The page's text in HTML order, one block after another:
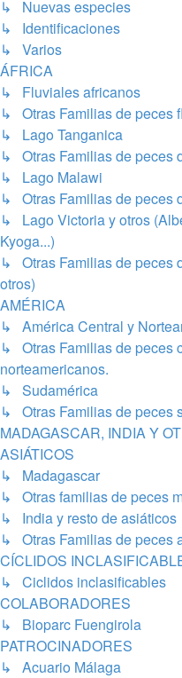
↳ Nuevas especies
↳ Identificaciones
↳ Varios
ÁFRICA
↳ Fluviales africanos
↳ Otras Familias de peces
↳ Lago Tanganica
↳ Otras Familias de peces
↳ Lago Malawi
↳ Otras Familias de peces
↳ Lago Victoria y otros
Kyoga...)
↳ Otras Familias de peces
otros)
AMÉRICA
↳ América Central y
↳ Otras Familias de peces
norteamericanos.
↳ Sudamérica
↳ Otras Familias de peces
MADAGASCAR, INDIA Y
ASIÁTICOS
↳ Madagascar
↳ Otras familias de peces
↳ India y resto de asiáticos
↳ Otras Familias de peces
CÍCLIDOS
↳ Ciclidos inclasificables
COLABORADORES
↳ Bioparc Fuengirola
PATROCINADORES
↳ Acuario Málaga